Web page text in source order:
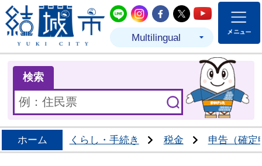
結城市公式LINE
結城市公式Instagram
結城市公式
結城市公式
結城市
Multilingual
検索
ホーム くらし・手続き 税金 申告（確定